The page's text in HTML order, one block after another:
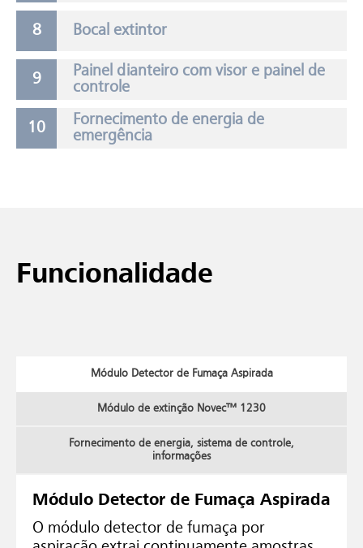
Bocal extintor
Painel dianteiro com visor e painel de
controle
Fornecimento de energia de
emergência
Funcionalidade
Módulo Detector de Fumaça Aspirada
Módulo de extinção Novec™ 1230
Fornecimento de energia, sistema de controle,
informações
Módulo Detector de Fumaça Aspirada
O módulo detector de fumaça por